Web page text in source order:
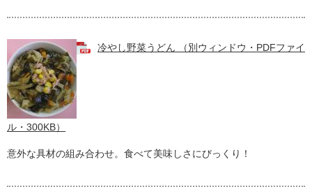
冷やし野菜うどん （別ウィンドウ・PDFファイ
ル・300KB）
意外な具材の組み合わせ。食べて美味しさにびっくり！